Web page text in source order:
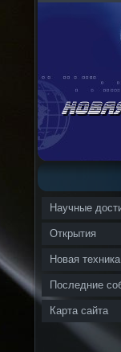
Научные
Открытия
Новая техника
Последние
Карта сайта